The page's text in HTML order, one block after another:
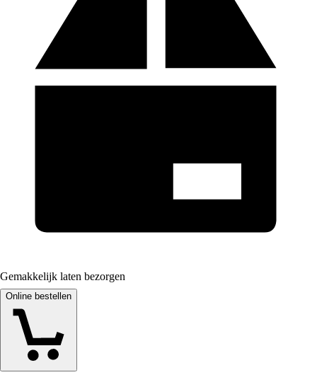
Gemakkelijk laten bezorgen
Online bestellen